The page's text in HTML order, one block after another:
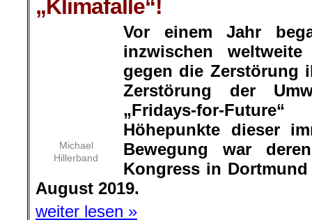
Vor einem Jahr
inzwischen
gegen die Zerstörung
Zerstörung der
„Fridays-for-Future“ (FfF).
immer noch wachsenden
internationaler Kongress in
zum 4. August 2019.
weiter lesen »
Rüdiger Rauls